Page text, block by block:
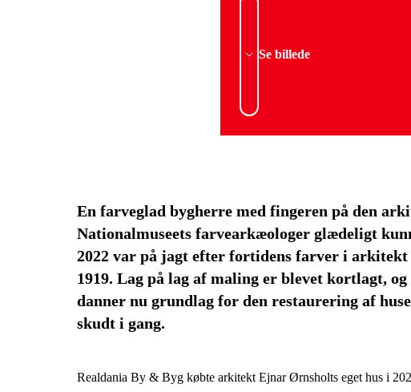
Se billede
En farveglad bygherre med fingeren på den
Nationalmuseets farvearkæologer glædeligt
2022 var på jagt efter fortidens farver i
1919. Lag på lag af maling er blevet kortlagt,
danner nu grundlag for den restaurering af
skudt i gang.
Realdania By & Byg købte arkitekt Ejnar Ørnsholts eget hus i